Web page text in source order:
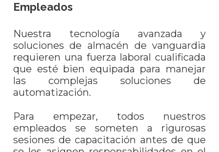
Empleados
Nuestra tecnología avanzada y
soluciones de almacén de vanguardia
requieren una fuerza laboral cualificada
que esté bien equipada para manejar
las complejas soluciones de
automatización.
Para empezar, todos nuestros
empleados se someten a rigurosas
sesiones de capacitación antes de que